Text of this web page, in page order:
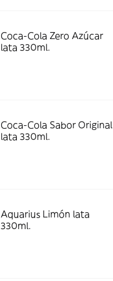
Coca-Cola Zero Azúcar
lata 330ml.
Coca-Cola Sabor Original
lata 330ml.
Aquarius Limón lata
330ml.